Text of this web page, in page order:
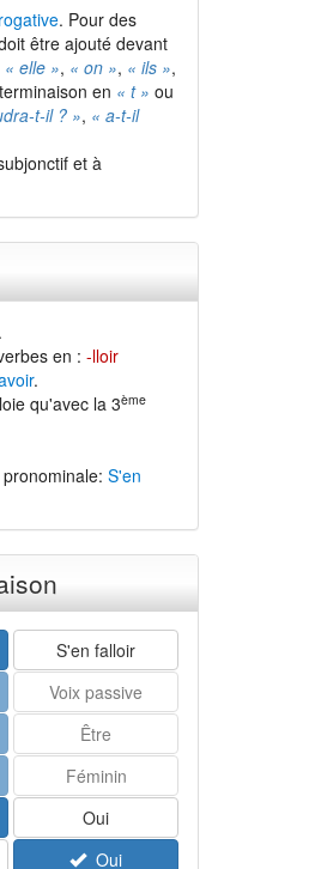
. Pour des
être ajouté devant
« elle », « on », « ils »,
en « t » ou
t-il ? », « a-t-il
et à
en : -lloir
.
qu'avec la 3ème
S'en
S'en falloir
Voix passive
Être
Féminin
Oui
Oui